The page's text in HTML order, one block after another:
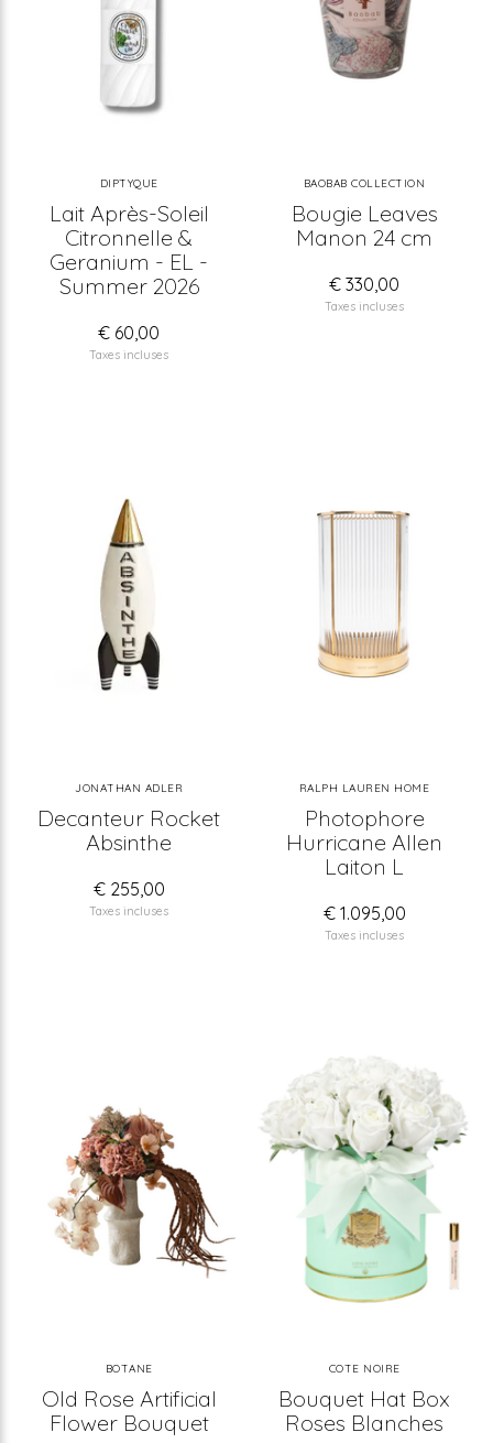
DIPTYQUE
Lait Après-Soleil
Citronnelle &
Geranium - EL -
Summer 2026
€ 60,00
Taxes incluses
BAOBAB COLLECTION
Bougie Leaves
Manon 24 cm
€ 330,00
Taxes incluses
JONATHAN ADLER
Decanteur Rocket
Absinthe
€ 255,00
Taxes incluses
RALPH LAUREN HOME
Photophore
Hurricane Allen
Laiton L
€ 1.095,00
Taxes incluses
BOTANE
Old Rose Artificial
Flower Bouquet
COTE NOIRE
Bouquet Hat Box
Roses Blanches